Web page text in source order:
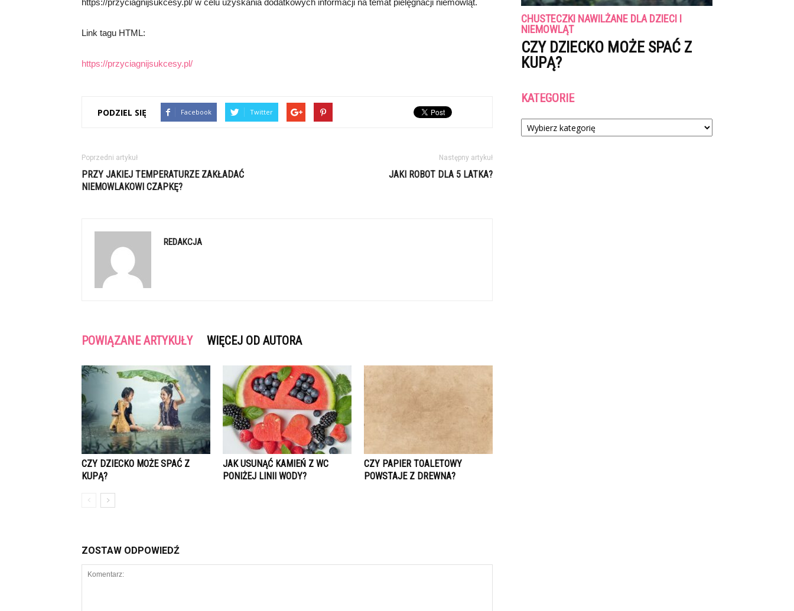
https://przyciagnijsukcesy.pl/ w celu uzyskania dodatkowych informacji na temat pielęgnacji niemowląt.
Link tagu HTML:
https://przyciagnijsukcesy.pl/
PODZIEL SIĘ Facebook Twitter
Poprzedni artykuł
PRZY JAKIEJ TEMPERATURZE ZAKŁADAĆ
NIEMOWLAKOWI CZAPKĘ?
Następny artykuł
JAKI ROBOT DLA 5 LATKA?
REDAKCJA
POWIĄZANE ARTYKUŁY WIĘCEJ OD AUTORA
CZY DZIECKO MOŻE SPAĆ Z
KUPĄ?
JAK USUNĄĆ KAMIEŃ Z WC
PONIŻEJ LINII WODY?
CZY PAPIER TOALETOWY
POWSTAJE Z DREWNA?
ZOSTAW ODPOWIEDŹ
CHUSTECZKI NAWILŻANE DLA DZIECI I
NIEMOWLĄT
CZY DZIECKO MOŻE SPAĆ Z
KUPĄ?
KATEGORIE
Kategorie